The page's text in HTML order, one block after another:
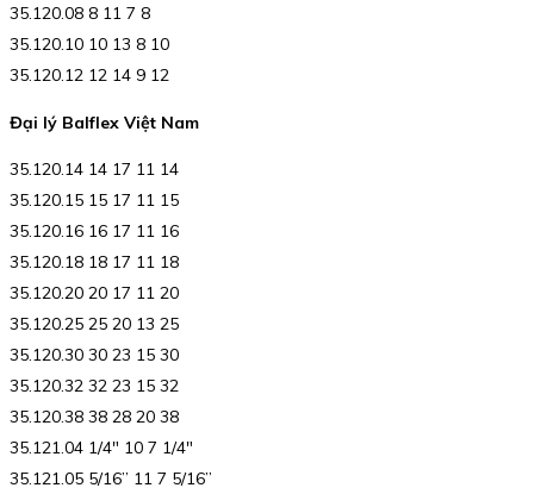
35.120.08 8 11 7 8
35.120.10 10 13 8 10
35.120.12 12 14 9 12
Đại lý Balflex Việt Nam
35.120.14 14 17 11 14
35.120.15 15 17 11 15
35.120.16 16 17 11 16
35.120.18 18 17 11 18
35.120.20 20 17 11 20
35.120.25 25 20 13 25
35.120.30 30 23 15 30
35.120.32 32 23 15 32
35.120.38 38 28 20 38
35.121.04 1/4″ 10 7 1/4″
35.121.05 5/16” 11 7 5/16”